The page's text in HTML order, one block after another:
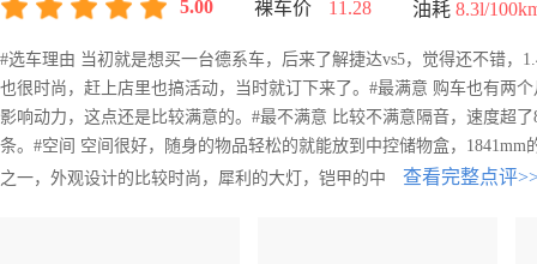
5.00 裸车价 11.28 油耗 8.3l/
#选车理由 当初就是想买一台德系车，后来了解捷达vs5，觉得还不错
也很时尚，赶上店里也搞活动，当时就订下来了。#最满意 购车也有两
影响动力，这点还是比较满意的。#最不满意 比较不满意隔音，速度超
条。#空间 空间很好，随身的物品轻松的就能放到中控储物盒，
之一，外观设计的比较时尚，犀利的大灯，铠甲的中
查看完整点评